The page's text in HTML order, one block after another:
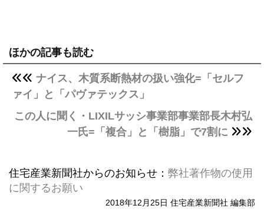
ほかの記事も読む
ナイス、木質系断熱材の扱い強化=「セルフ
ァイ」と「パヴァテックス」
この人に聞く・LIXILサッシ事業部事業部長木村弘
一氏=「複合」と「樹脂」で7割に
住宅産業新聞社からのお知らせ： 弊社著作物の使用
に関するお願い
2018年12月25日 住宅産業新聞社 編集部